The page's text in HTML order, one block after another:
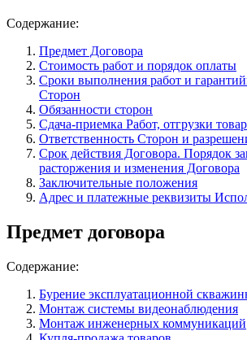
Содержание:
Предмет Договора
Стоимость работ и порядок оплаты
Сроки выполнения работ и
Сторон
Обязанности сторон
Сдача-приемка Работ, отгрузки
Ответственность Сторон и
Срок действия Договора. Порядок
расторжения и изменения Договора
Заключительные положения
Адрес и платежные реквизиты
Предмет договора
Содержание:
Бурение эксплуатационной
Монтаж системы видеонаблюдения
Монтаж инженерных коммуникаций